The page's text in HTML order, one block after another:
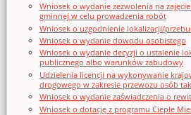
Wniosek o wydanie zezwolenia na
gminnej w celu prowadzenia robót
Wniosek o uzgodnienie lokalizacji/
Wniosek o wydanie dowodu osobistego
Wniosek o wydanie decyzji o ustalenie
publicznego albo warunków zabudowy
Udzielenia licencji na wykonywanie
drogowego w zakresie przewozu osób
Wniosek o wydanie zaświadczenia o
Wniosek o dotację z programu Ciepłe